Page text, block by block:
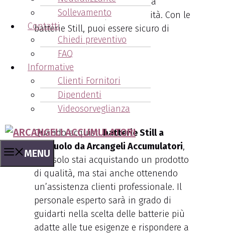
Sollevamento
Contatti
Chiedi preventivo
FAQ
Informative
Clienti Fornitori
Dipendenti
Videosorveglianza
MENU
riduzione dei tempi di inattività. Con le
batterie Still, puoi essere sicuro di
ottenere il massimo dalle tue
operazioni industriali.
3. Assistenza Clienti
Professionale
Quando acquistibatterie Still a
Sassuolo da Arcangeli Accumulatori,
non solo stai acquistando un prodotto
di qualità, ma stai anche ottenendo
un’assistenza clienti professionale. Il
personale esperto sarà in grado di
guidarti nella scelta delle batterie più
adatte alle tue esigenze e rispondere a